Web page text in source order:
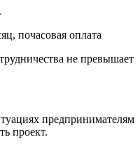
почасовая оплата
не превышает
предпринимателям
проект.